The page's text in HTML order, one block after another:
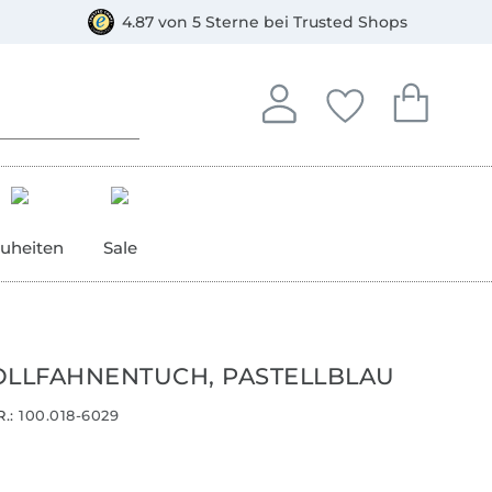
4.87 von 5 Sterne bei Trusted Shops
Anmelden
In deinem Konto
Deine
Du hast keine
Dein
Du hast
Sale
PASTELLBLAU
100.018-6029